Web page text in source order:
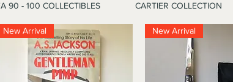
90 - 100 COLLECTIBLES CARTIER COLLECTION
New Arrival New Arrival